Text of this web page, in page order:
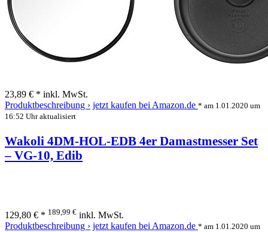
23,89 € * inkl. MwSt.
Produktbeschreibung › jetzt kaufen bei Amazon.de * am 1.01.2020 um
16:52 Uhr aktualisiert
Wakoli 4DM-HOL-EDB 4er Damastmesser Set
– VG-10, Edib
129,80 € * 189,99 € inkl. MwSt.
Produktbeschreibung › jetzt kaufen bei Amazon.de * am 1.01.2020 um